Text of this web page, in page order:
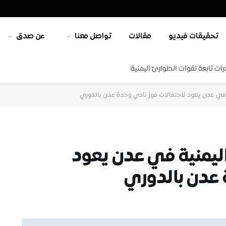
تحقيقات فيديو مقالات تواصل معنا عن صدق
تابعة لقوات الطوارئ اليمنية
في عدن يعود لاحتفالات فوز نادي وحدة عدن بالدوري
في عدن يعود
عدن بالدوري